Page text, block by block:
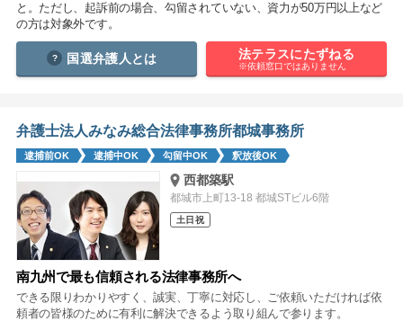
と。ただし、起訴前の場合、勾留されていない、資力が50万円以上など
の方は対象外です。
国選弁護人とは 法テラスにたずねる
※依頼窓口ではありません
弁護士法人みなみ総合法律事務所都城事務所
逮捕前OK 逮捕中OK 勾留中OK 釈放後OK
西都築駅
都城市上町13-18 都城STビル6階
土日祝
南九州で最も信頼される法律事務所へ
できる限りわかりやすく、誠実、丁寧に対応し、ご依頼いただければ依
頼者の皆様のために有利に解決できるよう取り組んで参ります。